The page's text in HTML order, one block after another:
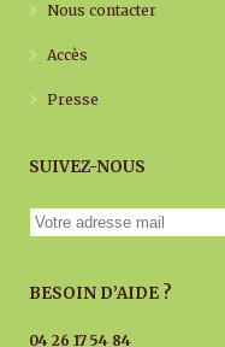
Nous contacter
Accès
Presse
SUIVEZ-NOUS
BESOIN D’AIDE ?
04 26 17 54 84